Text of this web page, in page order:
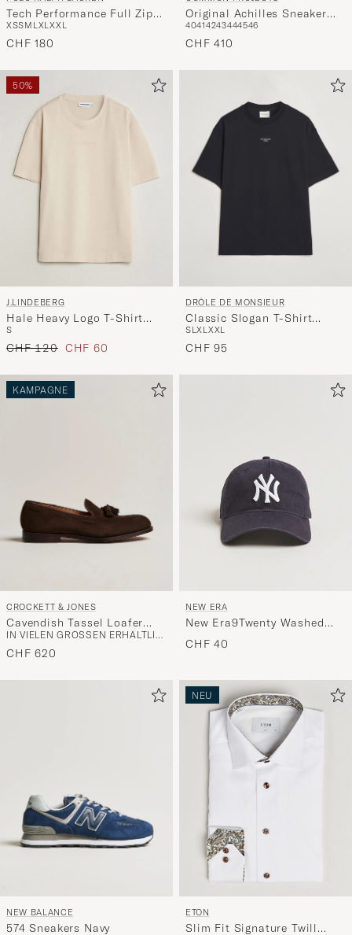
Tech Performance Full Zip
Navy
XSSM LXLXXL
CHF 180
Original Achilles Sneaker
Black
40414243444546
CHF 410
50%
J.LINDEBERG
Hale Heavy Logo T-Shirt
Moonbeam
S
Regulärer Preis
CHF 120 Reduzierter Preis
CHF 60
DRÔLE DE MONSIEUR
Classic Slogan T-Shirt
Black
SLXLXXL
CHF 95
KAMPAGNE
CROCKETT & JONES
Cavendish Tassel Loafer
Dark Brown Suede
IN VIELEN GRÖSSEN ERHÄLTLICH
CHF 620
NEW ERA
New Era9Twenty Washed
Cotton CapNavy New York
Yankees
CHF 40
NEW BALANCE
574 Sneakers Navy
NEU
ETON
Slim Fit Signature Twill